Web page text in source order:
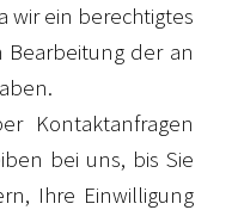
wir ein berechtigtes
der an
Kontaktanfragen
bei uns, bis Sie
Ihre Einwilligung